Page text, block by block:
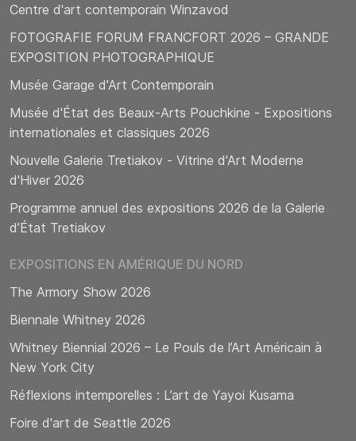
Centre d'art contemporain Winzavod
FOTOGRAFIE FORUM FRANCFORT 2026 – GRANDE
EXPOSITION PHOTOGRAPHIQUE
Musée Garage d'Art Contemporain
Musée d'État des Beaux-Arts Pouchkine - Expositions
internationales et classiques 2026
Nouvelle Galerie Tretiakov - Vitrine d'Art Moderne
d'Hiver 2026
Programme annuel des expositions 2026 de la Galerie
d’État Tretiakov
EXPOSITIONS EN AMÉRIQUE DU NORD
The Armory Show 2026
Biennale Whitney 2026
Whitney Biennial 2026 – Le Pouls de l’Art Américain à
New York City
Réflexions intemporelles : L’art de Yayoi Kusama
Foire d'art de Seattle 2026